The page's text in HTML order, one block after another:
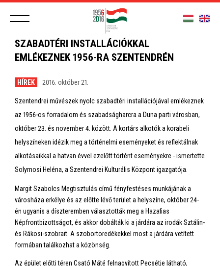
SZABADTÉRI INSTALLÁCIÓKKAL
EMLÉKEZNEK 1956-RA SZENTENDRÉN
HÍREK 2016. október 21.
Szentendrei művészek nyolc szabadtéri installációjával emlékeznek
az 1956-os forradalom és szabadságharcra a Duna parti városban,
október 23. és november 4. között. A kortárs alkotók a korabeli
helyszíneken idézik meg a történelmi eseményeket és reflektálnak
alkotásaikkal a hatvan évvel ezelőtt történt eseményekre - ismertette
Solymosi Heléna, a Szentendrei Kulturális Központ igazgatója.
Margit Szabolcs Megtisztulás című fényfestéses munkájának a
városháza erkélye és az előtte lévő terület a helyszíne, október 24-
én ugyanis a díszteremben választották meg a Hazafias
Népfrontbizottságot, és akkor dobálták ki a járdára az irodák Sztálin-
és Rákosi-szobrait. A szobortöredékekkel most a járdára vetített
formában találkozhat a közönség.
Az épület előtti téren Csató Máté felnagyított Pecsétje látható,